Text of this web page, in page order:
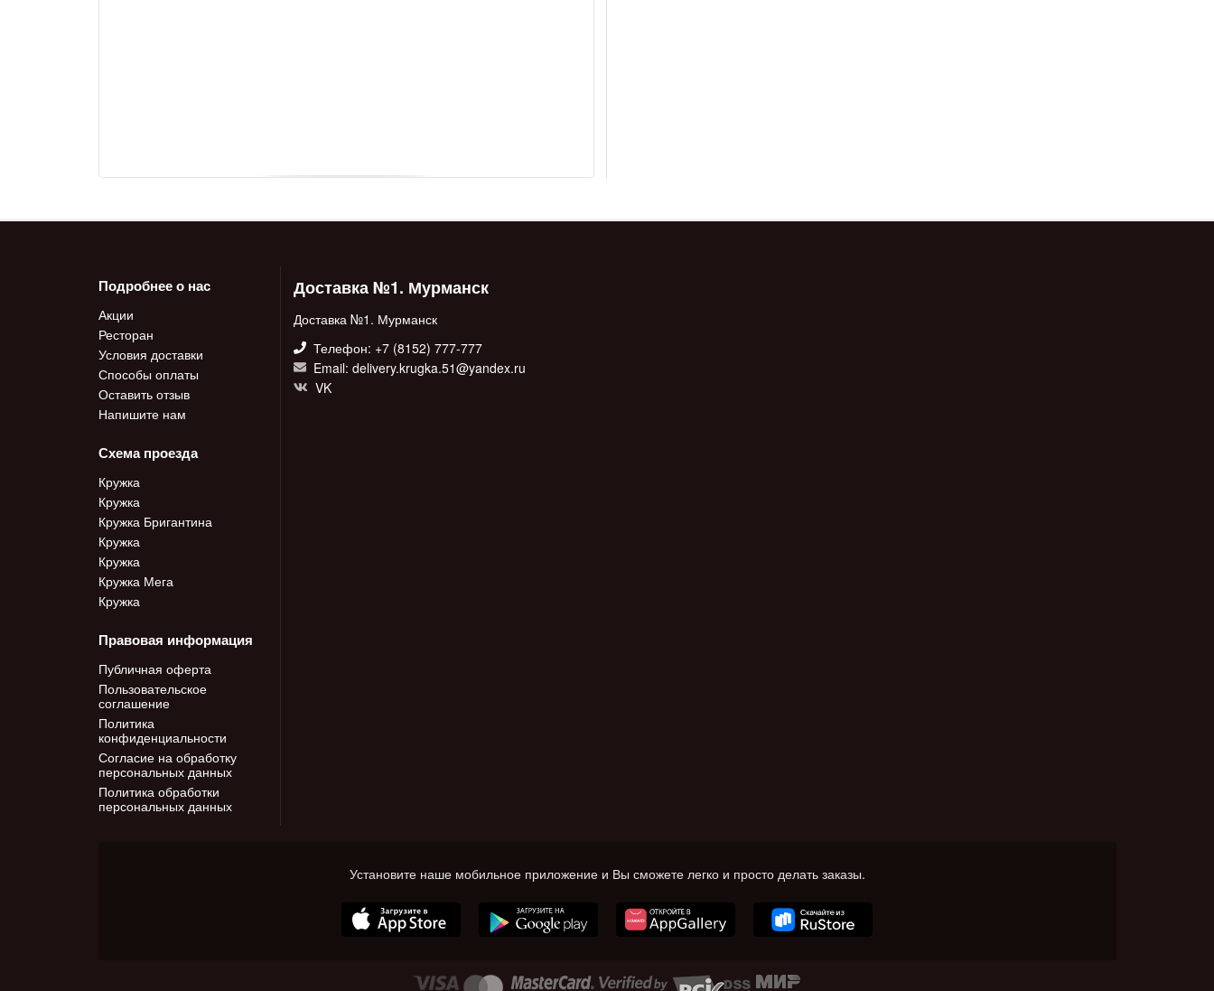
Подробнее о нас
Акции
Ресторан
Условия доставки
Способы оплаты
Оставить отзыв
Напишите нам
Схема проезда
Кружка
Кружка
Кружка Бригантина
Кружка
Кружка
Кружка Мега
Кружка
Правовая информация
Публичная оферта
Пользовательское
соглашение
Политика
конфиденциальности
Согласие на обработку
персональных данных
Политика обработки
персональных данных
Доставка №1. Мурманск
Доставка №1. Мурманск
Телефон: +7 (8152) 777-777
Email: delivery.krugka.51@yandex.ru
VK
Установите наше мобильное приложение и Вы сможете легко и просто делать заказы.